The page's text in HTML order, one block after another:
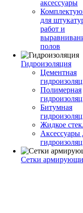
аксессуары
для
работ и
полов
Гидроизоляция
Цементная
Полимерная
Битумная
Жидкое
Аксессуары
Сетки